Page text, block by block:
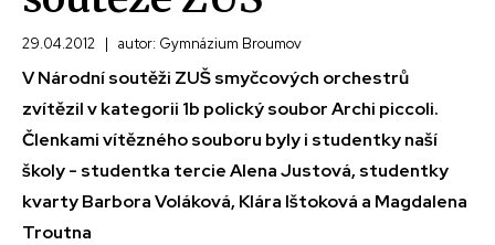
29.04.2012 | autor: Gymnázium Broumov
V Národní soutěži ZUŠ smyčcových orchestrů
zvítězil v kategorii 1b polický soubor Archi piccoli.
Členkami vítězného souboru byly i studentky naší
školy - studentka tercie Alena Justová, studentky
kvarty Barbora Voláková, Klára Ištoková a Magdalena
Troutna